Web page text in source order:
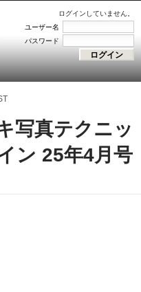
ログインしていません。
ユーザー名
パスワード
写真テクニッ
ン 25年4月号